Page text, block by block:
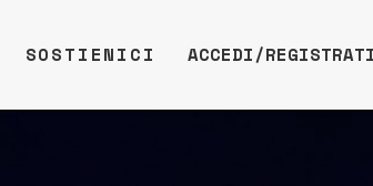
SOSTIENICI ACCEDI/